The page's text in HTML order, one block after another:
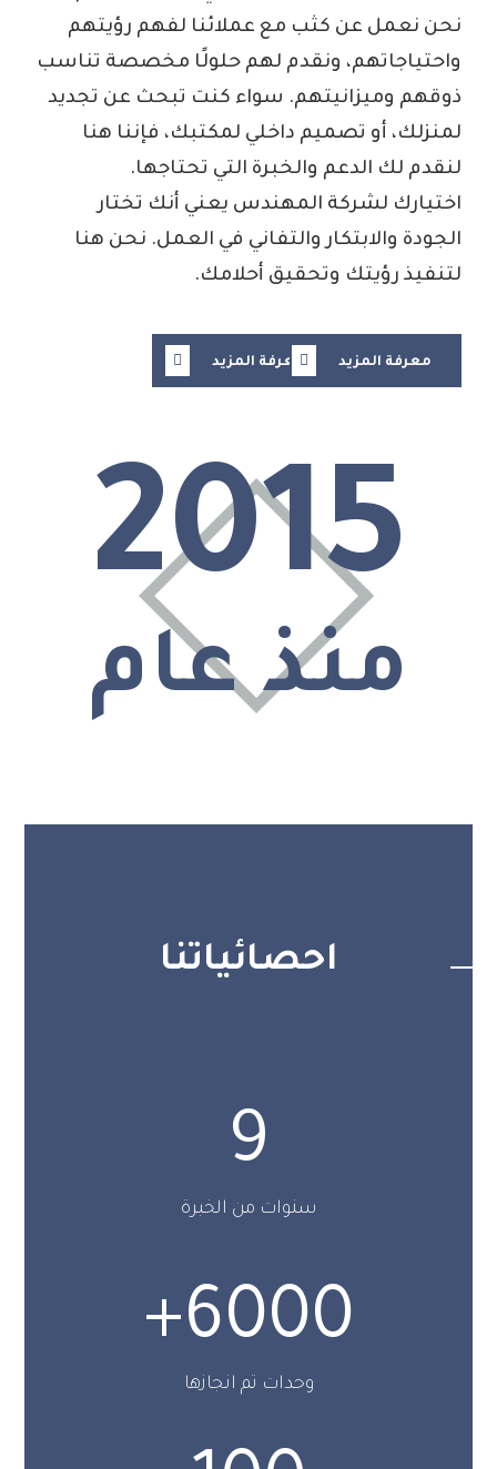
نحن نعمل عن كثب مع عملائنا لفهم رؤيتهم
واحتياجاتهم، ونقدم لهم حلولًا مخصصة تناسب
ذوقهم وميزانيتهم. سواء كنت تبحث عن تجديد
لمنزلك، أو تصميم داخلي لمكتبك، فإننا هنا
لنقدم لك الدعم والخبرة التي تحتاجها.
اختيارك لشركة المهندس يعني أنك تختار
الجودة والابتكار والتفاني في العمل. نحن هنا
لتنفيذ رؤيتك وتحقيق أحلامك.
معرفة المزيد معرفة المزيد
2015
منذ عام
احصائياتنا
9
سنوات من الخبرة
6000
+
وحدات تم انجازها